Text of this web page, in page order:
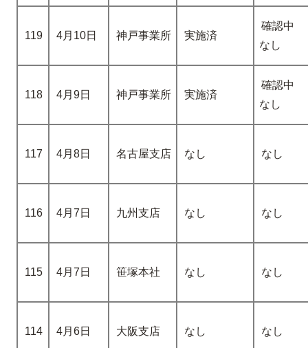
119 4月10日 神戸事業所 実施済
確認中
なし
118 4月9日 神戸事業所 実施済
確認中
なし
117 4月8日 名古屋支店 なし なし
116 4月7日 九州支店 なし なし
115 4月7日 笹塚本社 なし なし
114 4月6日 大阪支店 なし なし